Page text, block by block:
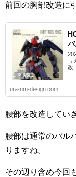
前回の胸部改造に
→
改...
ura-nm-design.com
腰部を改造してい
腰部は通常のバル
りますね。
その辺り含め今回